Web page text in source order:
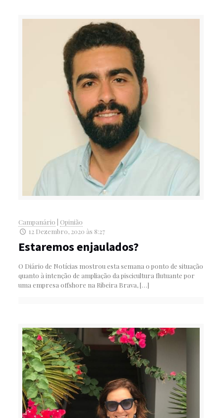
Campanário
Opinião
12 Dezembro, 2020 às 8:27
Estaremos enjaulados?
O Diário de Notícias mostrou esta semana o ponto de situação
quanto à intenção de ampliação da piscicultura flutuante por
uma empresa offshore na Ribeira Brava,[…]